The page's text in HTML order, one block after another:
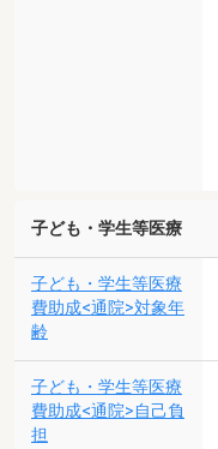
子ども・学生等医療
子ども・学生等医療
費助成<通院>対象年
齢
子ども・学生等医療
費助成<通院>自己負
担